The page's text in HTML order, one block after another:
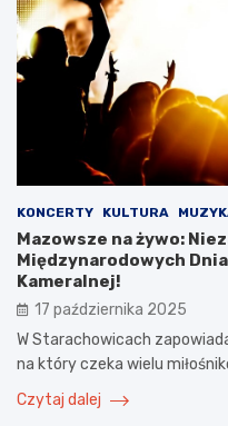
KONCERTY KULTURA
Mazowsze na żywo:
Międzynarodowych
Kameralnej!
17 października 2025
W Starachowicach
na który czeka wielu
Czytaj dalej